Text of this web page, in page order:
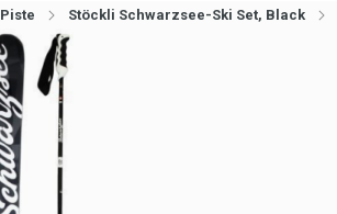
Piste Stöckli Schwarzsee-Ski Set, Black